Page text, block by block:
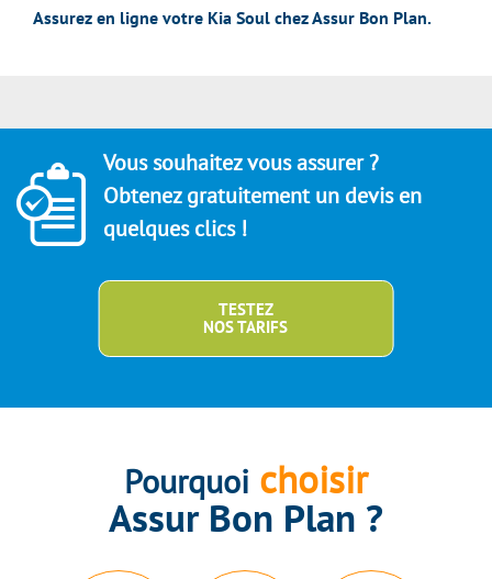
Assurez en ligne votre Kia Soul chez Assur Bon Plan.
Vous souhaitez vous assurer ?
Obtenez gratuitement un devis en
quelques clics !
TESTEZ
NOS TARIFS
Pourquoi choisir
Assur Bon Plan ?